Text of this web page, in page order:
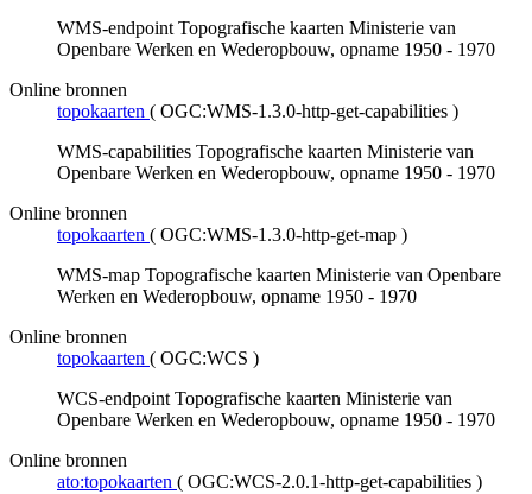
WMS-endpoint Topografische kaarten Ministerie van
Openbare Werken en Wederopbouw, opname 1950 - 1970
Online bronnen
topokaarten ( OGC:WMS-1.3.0-http-get-capabilities )
WMS-capabilities Topografische kaarten Ministerie van
Openbare Werken en Wederopbouw, opname 1950 - 1970
Online bronnen
topokaarten ( OGC:WMS-1.3.0-http-get-map )
WMS-map Topografische kaarten Ministerie van Openbare
Werken en Wederopbouw, opname 1950 - 1970
Online bronnen
topokaarten ( OGC:WCS )
WCS-endpoint Topografische kaarten Ministerie van
Openbare Werken en Wederopbouw, opname 1950 - 1970
Online bronnen
ato:topokaarten ( OGC:WCS-2.0.1-http-get-capabilities )